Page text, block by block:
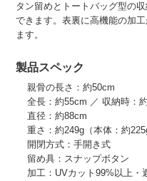
タン留めとトートバッグ型の
できます。表裏に高機能の加
ます。
製品スペック
親骨の長さ：約50cm
全長：約55cm ／ 収納時：
直径：約88cm
重さ：約249g（本体：約
開閉方式：手開き式
留め具：スナップボタン
加工：UVカット99%以上・